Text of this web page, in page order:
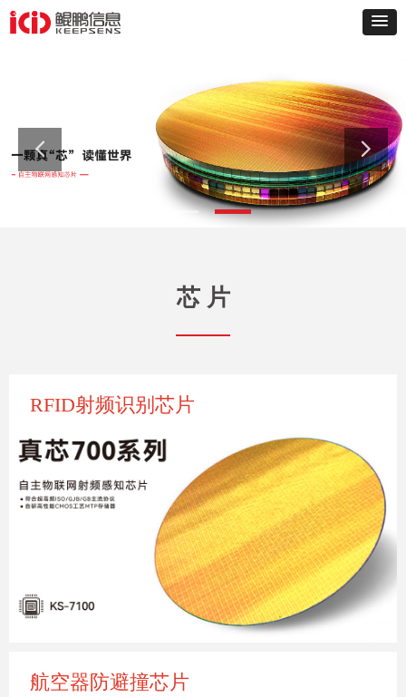
芯 片
RFID射频识别芯片
航空器防避撞芯片